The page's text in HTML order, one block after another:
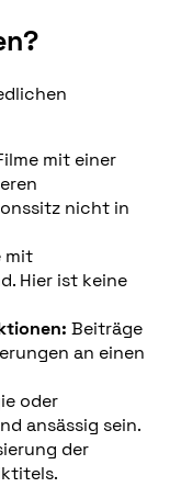
mit einer
nicht in
mit
Hier ist keine
Beiträge
an einen
oder
ansässig sein.
der